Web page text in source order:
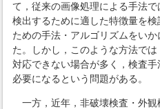
て，従来の画像処理による手法
検出するために適した特徴量を
ための手法・アルゴリズムをい
た。しかし，このような方法で
対応できない場合が多く，検査
必要になるという問題がある。
一方，近年，非破壊検査・外